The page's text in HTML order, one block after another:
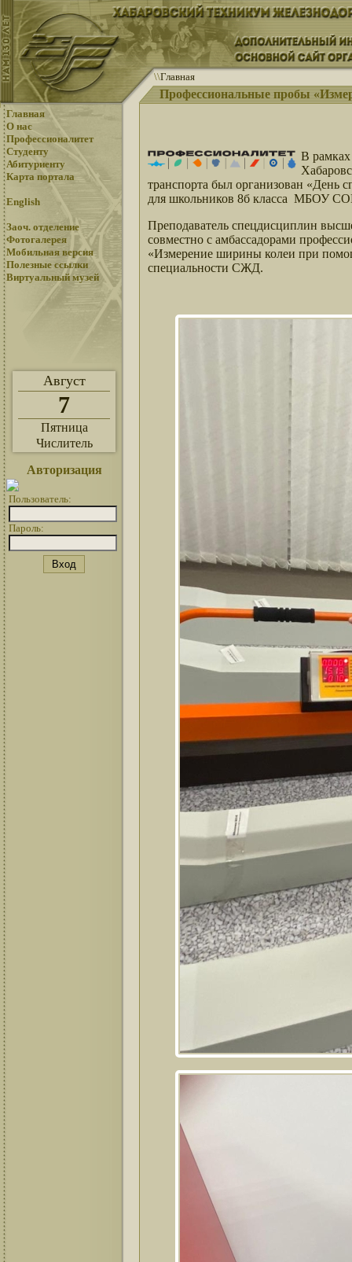
\\Главная
Профессиональные пробы
Главная
О нас
Профессионалитет
Студенту
Абитуриенту
Карта портала
English
Заоч. отделение
Фотогалерея
Мобильная версия
Полезные ссылки
Виртуальный музей
Август
7
Пятница
Числитель
Авторизация
Пользователь:
Пароль:
В
транспорта был организован «День
для школьников 8б класса МБОУ
Преподаватель спецдисциплин
совместно с амбассадорами
«Измерение ширины колеи при
специальности СЖД.